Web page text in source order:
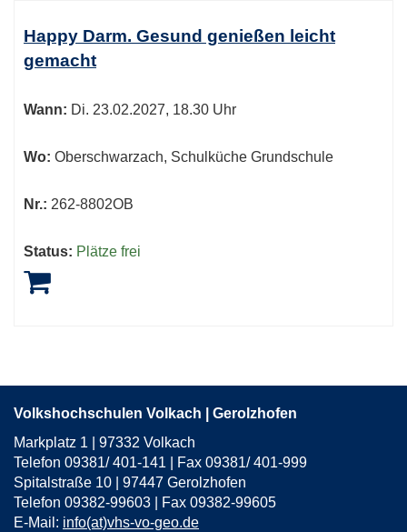
Happy Darm. Gesund genießen leicht
gemacht
Wann: Di. 23.02.2027, 18.30 Uhr
Wo: Oberschwarzach, Schulküche Grundschule
Nr.: 262-8802OB
Status: Plätze frei
Volkshochschulen Volkach | Gerolzhofen
Markplatz 1 | 97332 Volkach
Telefon 09381/ 401-141 | Fax 09381/ 401-999
Spitalstraße 10 | 97447 Gerolzhofen
Telefon 09382-99603 | Fax 09382-99605
E-Mail: info(at)vhs-vo-geo.de